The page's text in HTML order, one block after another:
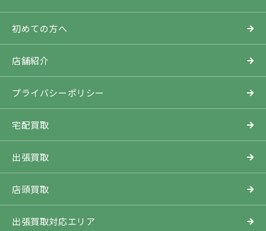
初めての方へ
店舗紹介
プライバシーポリシー
宅配買取
出張買取
店頭買取
出張買取対応エリア